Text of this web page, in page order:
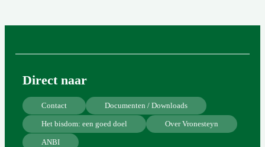
Direct naar
Contact Documenten / Downloads
Het bisdom: een goed doel Over Vronesteyn
ANBI